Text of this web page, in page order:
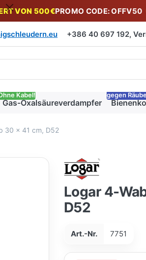
VON 500€PROMO CODE: OFFV50
+386 40 697 192,
Sie tippen, erscheinen automatisch
Gas-Oxalsäureverdampfer
Kabel! gegen
30 x 41 cm, D52
Logar 4-
D52
Art.-Nr. 7751